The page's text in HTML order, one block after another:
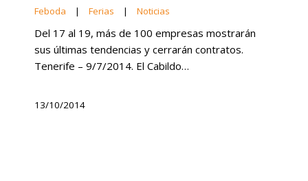
Feboda | Ferias | Noticias
Del 17 al 19, más de 100 empresas mostrarán
sus últimas tendencias y cerrarán contratos.
Tenerife – 9/7/2014. El Cabildo…
13/10/2014